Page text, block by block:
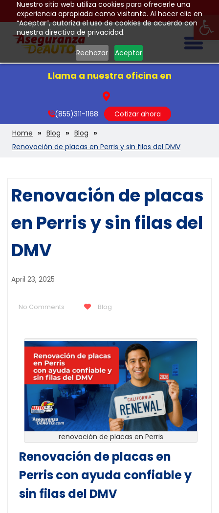
Nuestro sitio web utiliza cookies para ofrecerle una
experiencia apropiada como visitante. Al hacer clic en
“Aceptar”, autoriza el uso de cookies de acuerdo con
nuestra directiva de privacidad.
Rechazar Aceptar
Llama a nuestra oficina en
(855)311-1168
Cotizar ahora
Home
Blog
Blog
Renovación de placas en Perris y sin filas del DMV
Renovación de placas
en Perris y sin filas del
DMV
April 23, 2025
No Comments Blog
renovación de placas en Perris
Renovación de placas en
Perris con ayuda confiable y
sin filas del DMV